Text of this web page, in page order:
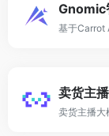
Gnomic
基于Carrot
卖货主
卖货主播大